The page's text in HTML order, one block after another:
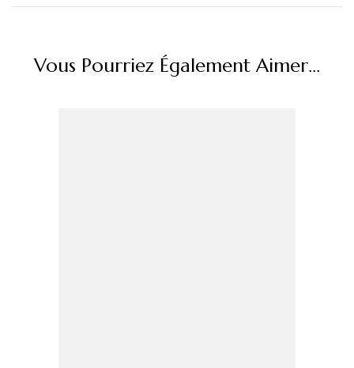
Vous Pourriez Également Aimer...